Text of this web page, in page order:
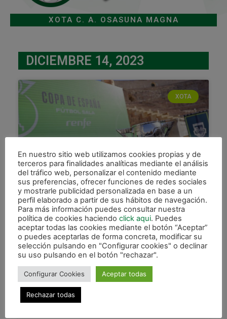
XOTA C. A. OSASUNA MAGNA
DICIEMBRE 14, 2023
XOTA
El Barça, rival de Cuartos en la
Copa de España
Osasuna Magna se medirá al Barça en los Cuartos
de Final de la Copa de España. Así lo ha deparado
el sorteo celebrado este jueves
LEER MÁS »
14 diciembre, 2023
En nuestro sitio web utilizamos cookies propias y de
terceros para finalidades analíticas mediante el análisis
del tráfico web, personalizar el contenido mediante
sus preferencias, ofrecer funciones de redes sociales
y mostrarle publicidad personalizada en base a un
perfil elaborado a partir de sus hábitos de navegación.
Para más información puedes consultar nuestra
política de cookies haciendo click aqui. Puedes
aceptar todas las cookies mediante el botón “Aceptar”
o puedes aceptarlas de forma concreta, modificar su
selección pulsando en "Configurar cookies" o declinar
su uso pulsando en el botón "rechazar".
Configurar Cookies Aceptar todas
Rechazar todas